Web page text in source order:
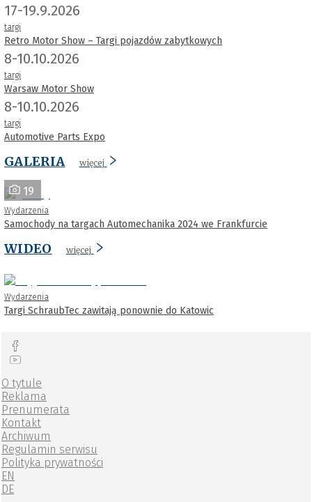
17-19.9.2026
targi
Retro Motor Show – Targi pojazdów zabytkowych
8-10.10.2026
targi
Warsaw Motor Show
8-10.10.2026
targi
Automotive Parts Expo
GALERIA więcej
19
Wydarzenia
Samochody na targach Automechanika 2024 we Frankfurcie
WIDEO więcej
Wydarzenia
Targi SchraubTec zawitają ponownie do Katowic
O tytule
Reklama
Prenumerata
Kontakt
Archiwum
Regulamin serwisu
Polityka prywatności
EN
DE